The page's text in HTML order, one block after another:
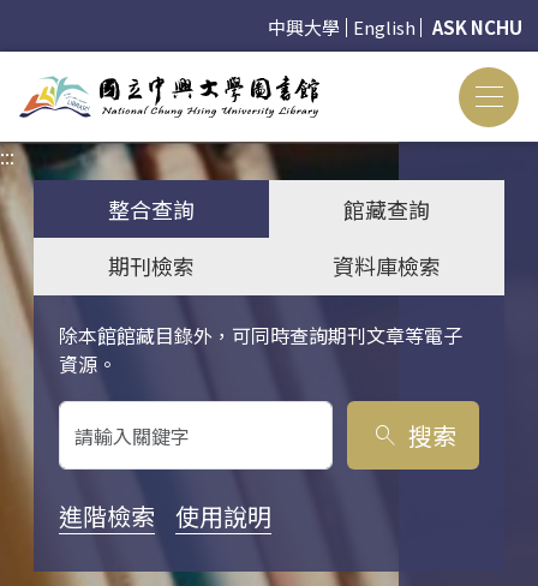
中興大學 English ASK NCHU
:::
整合查詢
館藏查詢
期刊檢索
資料庫檢索
除本館館藏目錄外，可同時查詢期刊文章等電子
資源。
關鍵字搜尋
search 搜索
進階檢索 使用說明